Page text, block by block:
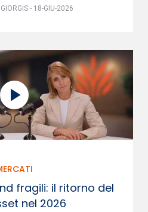
- 18-GIU-2026
fragili: il ritorno del
nel 2026